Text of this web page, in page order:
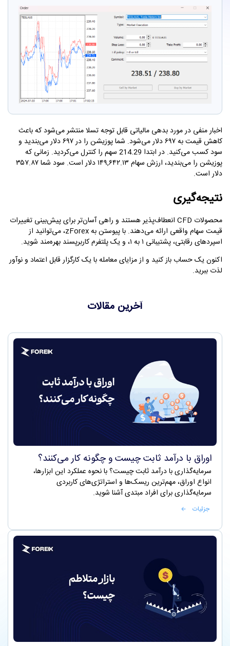
اخبار منفی در مورد بدهی مالیاتی قابل توجه تسلا منتشر می‌شود که باعث
کاهش قیمت به ۶۹۷ دلار می‌شود. شما پوزیشن را در ۶۹۷ دلار می‌بندید و
سود کسب می‌کنید. در ابتدا 214.29 سهم را کنترل می‌کردید. زمانی که
پوزیشن را می‌بندید، ارزش سهام ۱۴۹,۶۴۲.۱۳ دلار است. سود شما ۳۵۷.۸۷
دلار است.
نتیجه‌گیری
محصولات CFD انعطاف‌پذیر هستند و راهی آسان‌تر برای پیش‌بینی تغییرات
قیمت سهام واقعی ارائه می‌دهند. با پیوستن به zForex، می‌توانید از
اسپردهای رقابتی، پشتیبانی ۱ به ۱، و یک پلتفرم کاربرپسند بهره‌مند شوید.
اکنون یک حساب باز کنید و از مزایای معامله با یک کارگزار قابل اعتماد و نوآور
لذت ببرید.
آخرین مقالات
اوراق با درآمد ثابت چیست و چگونه کار می‌کنند؟
سرمایه‌گذاری با درآمد ثابت چیست؟ با نحوه عملکرد این ابزارها،
انواع اوراق، مهم‌ترین ریسک‌ها و استراتژی‌های کاربردی
سرمایه‌گذاری برای افراد مبتدی آشنا شوید.
جزئیات